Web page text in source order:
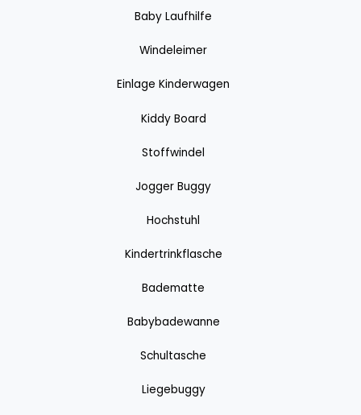
Baby Laufhilfe
Windeleimer
Einlage Kinderwagen
Kiddy Board
Stoffwindel
Jogger Buggy
Hochstuhl
Kindertrinkflasche
Badematte
Babybadewanne
Schultasche
Liegebuggy